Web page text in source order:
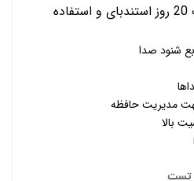
شنود صدا و شارژدهی به مدت 20 روز استندبای و استفاده
مدیریت حافظه
بالا